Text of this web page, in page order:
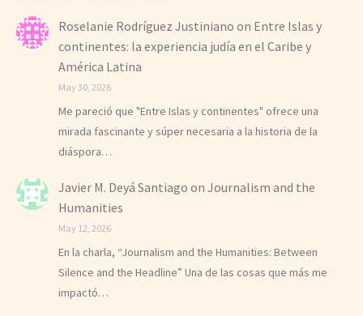
Roselanie Rodríguez Justiniano on Entre Islas y
continentes: la experiencia judía en el Caribe y
América Latina
May 30, 2026
Me pareció que "Entre Islas y continentes" ofrece una
mirada fascinante y súper necesaria a la historia de la
diáspora…
Javier M. Deyá Santiago on Journalism and the
Humanities
May 12, 2026
En la charla, “Journalism and the Humanities: Between
Silence and the Headline” Una de las cosas que más me
impactó…